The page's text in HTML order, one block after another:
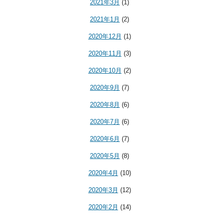
2021年3月 (1)
2021年1月 (2)
2020年12月 (1)
2020年11月 (3)
2020年10月 (2)
2020年9月 (7)
2020年8月 (6)
2020年7月 (6)
2020年6月 (7)
2020年5月 (8)
2020年4月 (10)
2020年3月 (12)
2020年2月 (14)